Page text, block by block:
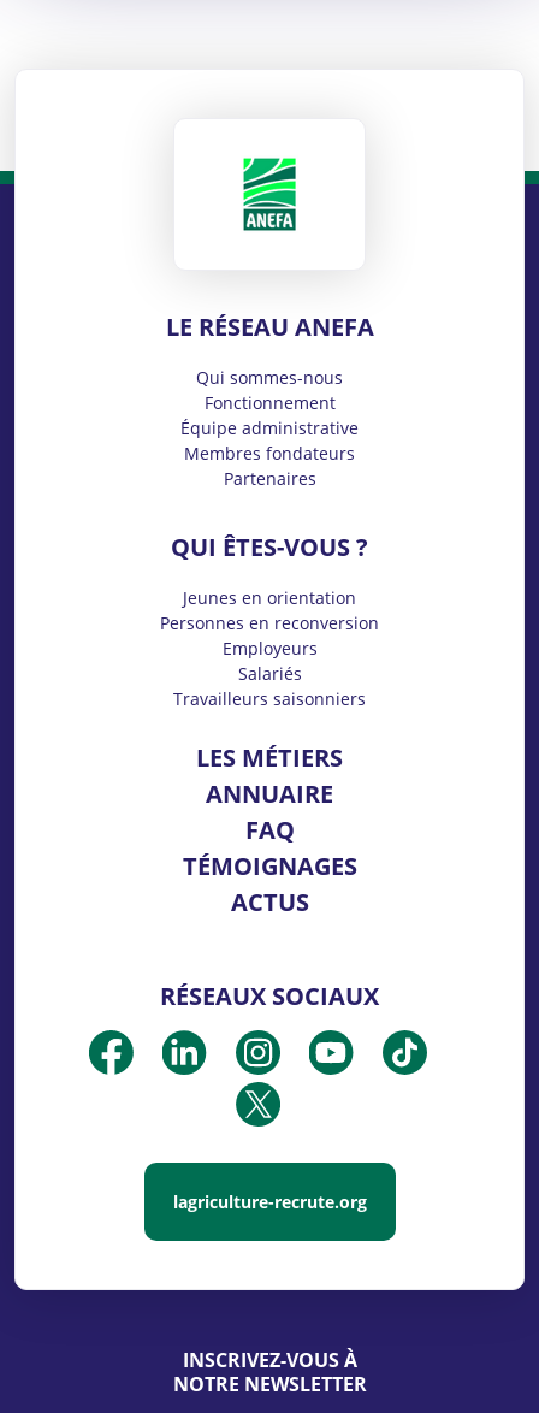
INSCRIVEZ-VOUS À
NOTRE NEWSLETTER
LE RÉSEAU ANEFA
Qui sommes-nous
Fonctionnement
Équipe administrative
Membres fondateurs
Partenaires
QUI ÊTES-VOUS ?
Jeunes en orientation
Personnes en reconversion
Employeurs
Salariés
Travailleurs saisonniers
LES MÉTIERS
ANNUAIRE
FAQ
TÉMOIGNAGES
ACTUS
RÉSEAUX SOCIAUX
lagriculture-recrute.org